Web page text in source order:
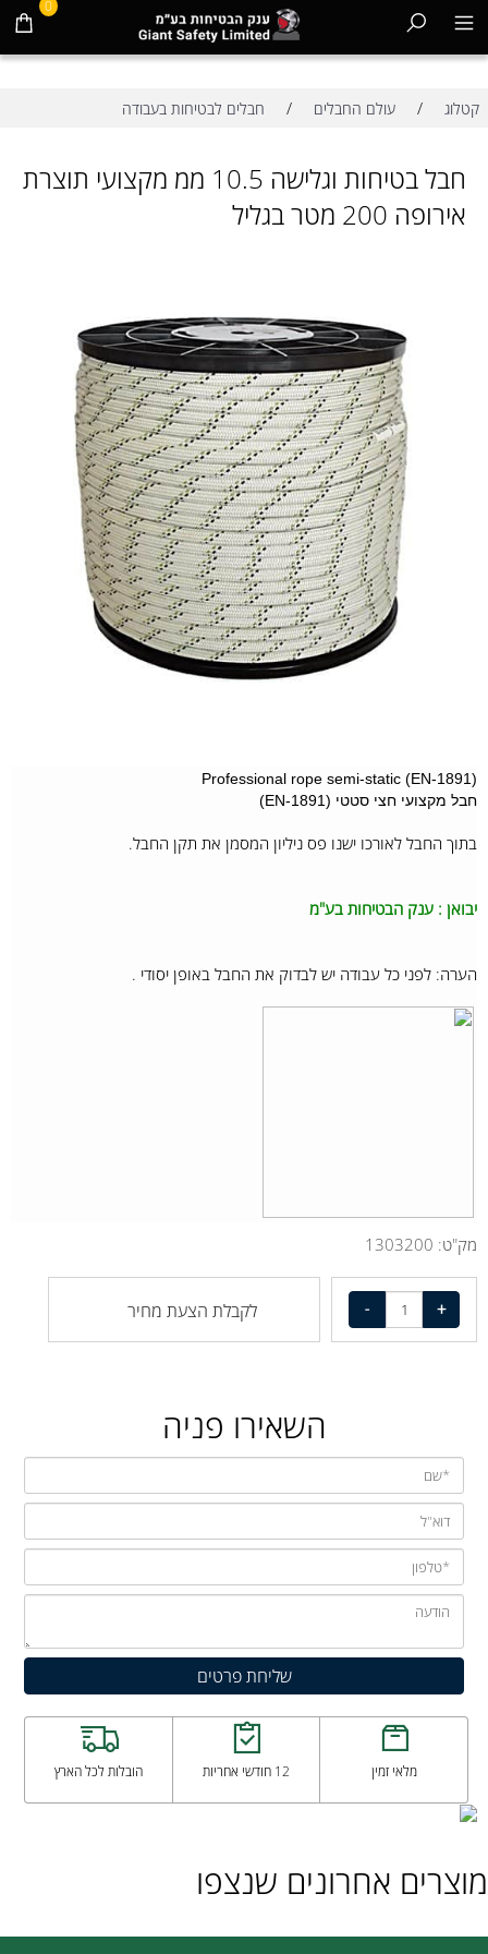
0
קטלוג / עולם החבלים / חבלים לבטיחות בעבודה
חבל בטיחות וגלישה 10.5 ממ מקצועי תוצרת
אירופה 200 מטר בגליל
(Professional rope semi-static (EN-1891
חבל מקצועי חצי סטטי (EN-1891)
בתוך החבל לאורכו ישנו פס ניליון המסמן את תקן החבל.
יבואן : ענק הבטיחות בע"מ
הערה: לפני כל עבודה יש לבדוק את החבל באופן יסודי .
מק"ט: 1303200
לקבלת הצעת מחיר
השאירו פניה
מלאי זמין 12 חודשי אחריות הובלות לכל הארץ
מוצרים אחרונים שנצפו